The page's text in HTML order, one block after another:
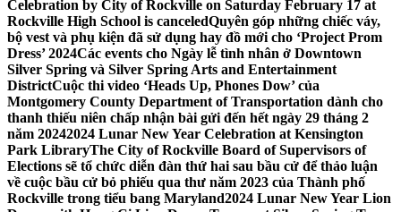
Celebration by City of Rockville on Saturday February 17 at
Rockville High School is canceledQuyên góp những chiếc váy,
bộ vest và phụ kiện đã sử dụng hay đồ mới cho ‘Project Prom
Dress’ 2024Các events cho Ngày lễ tình nhân ở Downtown
Silver Spring và Silver Spring Arts and Entertainment
DistrictCuộc thi video ‘Heads Up, Phones Dow’ của
Montgomery County Department of Transportation dành cho
thanh thiếu niên chấp nhận bài gửi đến hết ngày 29 tháng 2
năm 20242024 Lunar New Year Celebration at Kensington
Park LibraryThe City of Rockville Board of Supervisors of
Elections sẽ tổ chức diễn đàn thứ hai sau bầu cử để thảo luận
về cuộc bầu cử bỏ phiếu qua thư năm 2023 của Thành phố
Rockville trong tiểu bang Maryland2024 Lunar New Year Lion